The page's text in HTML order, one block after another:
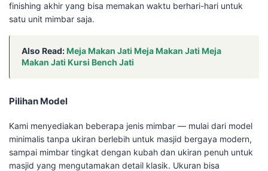
finishing akhir yang bisa memakan waktu berhari-hari untuk
satu unit mimbar saja.
Also Read:Meja Makan Jati Meja Makan Jati Meja
Makan Jati Kursi Bench Jati
Pilihan Model
Kami menyediakan beberapa jenis mimbar — mulai dari model
minimalis tanpa ukiran berlebih untuk masjid bergaya modern,
sampai mimbar tingkat dengan kubah dan ukiran penuh untuk
masjid yang mengutamakan detail klasik. Ukuran bisa